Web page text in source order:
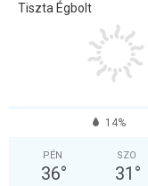
Tiszta Égbolt
14%
PÉN
36°
SZO
31 °